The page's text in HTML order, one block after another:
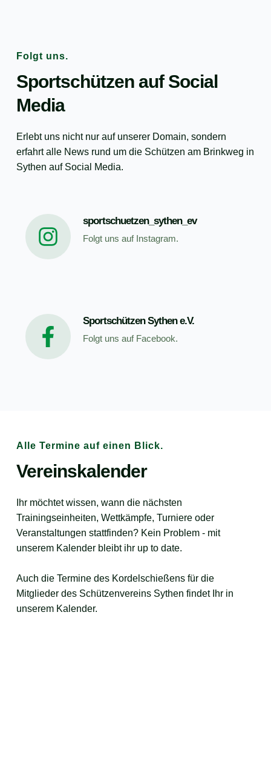
Folgt uns.
Sportschützen auf Social
Media
Erlebt uns nicht nur auf unserer Domain, sondern
erfahrt alle News rund um die Schützen am Brinkweg in
Sythen auf Social Media.
sportschuetzen_sythen_ev
Folgt uns auf Instagram.
Sportschützen Sythen e.V.
Folgt uns auf Facebook.
Alle Termine auf einen Blick.
Vereinskalender
Ihr möchtet wissen, wann die nächsten
Trainingseinheiten, Wettkämpfe, Turniere oder
Veranstaltungen stattfinden? Kein Problem - mit
unserem Kalender bleibt ihr up to date.
Auch die Termine des Kordelschießens für die
Mitglieder des Schützenvereins Sythen findet Ihr in
unserem Kalender.